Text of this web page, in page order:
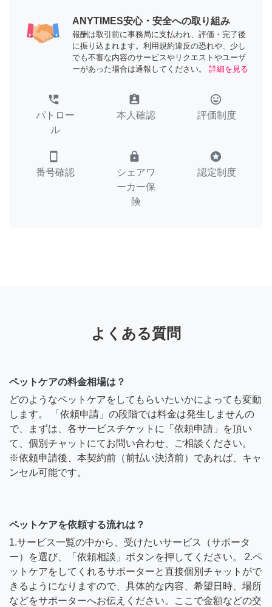
ANYTIMES安心・安全への取り組み
報酬は取引前に事務局に支払われ、評価・完了後
に振り込まれます。利用規約違反の恐れや、少し
でも不審な内容のサービスやリクエストやユーザ
ーがあった場合は通報してください。
詳細を見る
perm_phone_msg
パトロー
ル
assignment_ind
本人確認
tag_faces
評価制度
smartphone
番号確認
lock
シェアワ
ーカー保
険
stars
認定制度
よくある質問
ペットケアの料金相場は？
どのようなペットケアをしてもらいたいかによっても変動
します。 「依頼申請」の段階では料金は発生しませんの
で、まずは、各サービスチケットに「依頼申請」を頂い
て、個別チャットにてお問い合わせ、ご相談ください。
※依頼申請後、本契約前（前払い決済前）であれば、キャ
ンセル可能です。
ペットケアを依頼する流れは？
1.サービス一覧の中から、受けたいサービス（サポータ
ー）を選び、「依頼相談」ボタンを押してください。 2.ペ
ットケアをしてくれるサポーターと直接個別チャットがで
きるようになりますので、具体的な内容、希望日時、場所
などをサポーターへお伝えください。ここで金額などの交